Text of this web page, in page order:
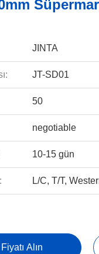
JINTA
JT-SD01
50
negotiable
10-15 gün
L/C, T/T,
Alın